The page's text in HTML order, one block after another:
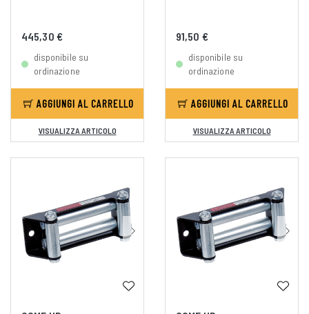
445,30 €
disponibile su
ordinazione
AGGIUNGI AL CARRELLO
VISUALIZZA ARTICOLO
91,50 €
disponibile su
ordinazione
AGGIUNGI AL CARRELLO
VISUALIZZA ARTICOLO